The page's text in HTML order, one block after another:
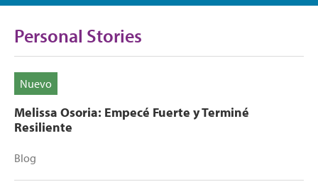
Personal Stories
Nuevo
Melissa Osoria: Empecé Fuerte y Terminé
Resiliente
Blog